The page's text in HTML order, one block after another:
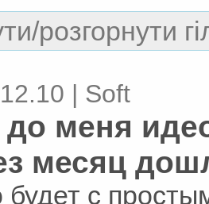
розгорнути
| Soft
до меня
месяц
будет с